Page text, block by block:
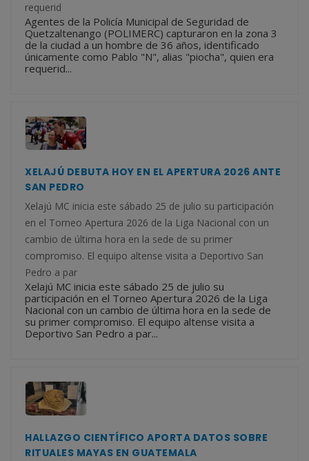
requerid
Agentes de la Policía Municipal de Seguridad de
Quetzaltenango (POLIMERC) capturaron en la zona 3
de la ciudad a un hombre de 36 años, identificado
únicamente como Pablo "N", alias "piocha", quien era
requerid...
XELAJÚ DEBUTA HOY EN EL APERTURA 2026 ANTE
SAN PEDRO
Xelajú MC inicia este sábado 25 de julio su participación
en el Torneo Apertura 2026 de la Liga Nacional con un
cambio de última hora en la sede de su primer
compromiso. El equipo altense visita a Deportivo San
Pedro a par
Xelajú MC inicia este sábado 25 de julio su
participación en el Torneo Apertura 2026 de la Liga
Nacional con un cambio de última hora en la sede de
su primer compromiso. El equipo altense visita a
Deportivo San Pedro a par...
HALLAZGO CIENTÍFICO APORTA DATOS SOBRE
RITUALES MAYAS EN GUATEMALA